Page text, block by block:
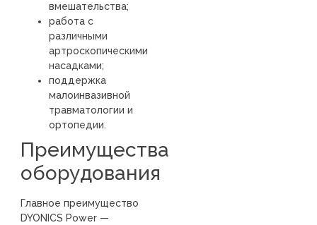
вмешательства;
работа с
различными
артроскопическими
насадками;
поддержка
малоинвазивной
травматологии и
ортопедии.
Преимущества
оборудования
Главное преимущество
DYONICS Power —